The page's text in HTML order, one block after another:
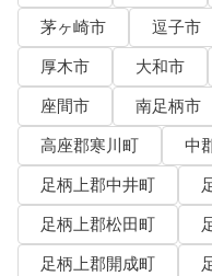
茅ヶ崎市
逗子市
厚木市
大和市
座間市
南足柄市
高座郡寒川町
中
足柄上郡中井町
足柄上郡松田町
足柄上郡開成町